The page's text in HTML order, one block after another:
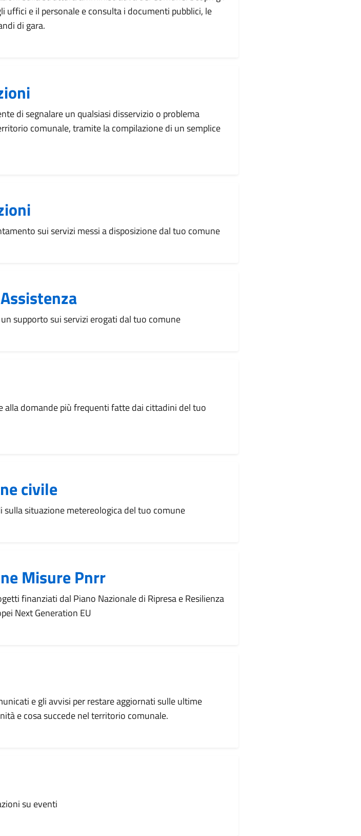
uffici e il personale e consulta i documenti pubblici, le
di gara.
di segnalare un qualsiasi disservizio o problema
comunale, tramite la compilazione di un semplice
sui servizi messi a disposizione dal tuo comune
supporto sui servizi erogati dal tuo comune
alla domande più frequenti fatte dai cittadini del tuo
civile
sulla situazione metereologica del tuo comune
Misure Pnrr
finanziati dal Piano Nazionale di Ripresa e Resilienza
Next Generation EU
e gli avvisi per restare aggiornati sulle ultime
e cosa succede nel territorio comunale.
su eventi